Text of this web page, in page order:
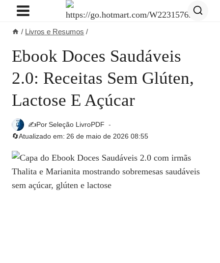
Pular
Conteúdo
/ Livros e Resumos /
Ebook Doces Saudáveis
2.0: Receitas Sem Glúten,
Lactose E Açúcar
✍️PorSeleção LivroPDF
🔄Atualizado em: 26 de maio de 2026 08:55